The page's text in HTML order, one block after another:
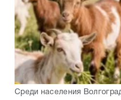
Среди населения